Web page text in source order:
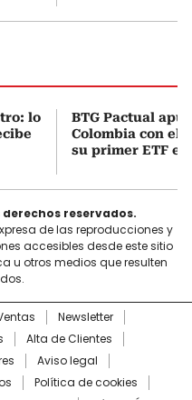
lo
BTG Pactual
Colombia con el
su primer ETF
derechos reservados.
de las reproducciones y
accesibles desde este sitio
u otros medios que resulten
Newsletter
Alta de Clientes
Aviso legal
Política de cookies